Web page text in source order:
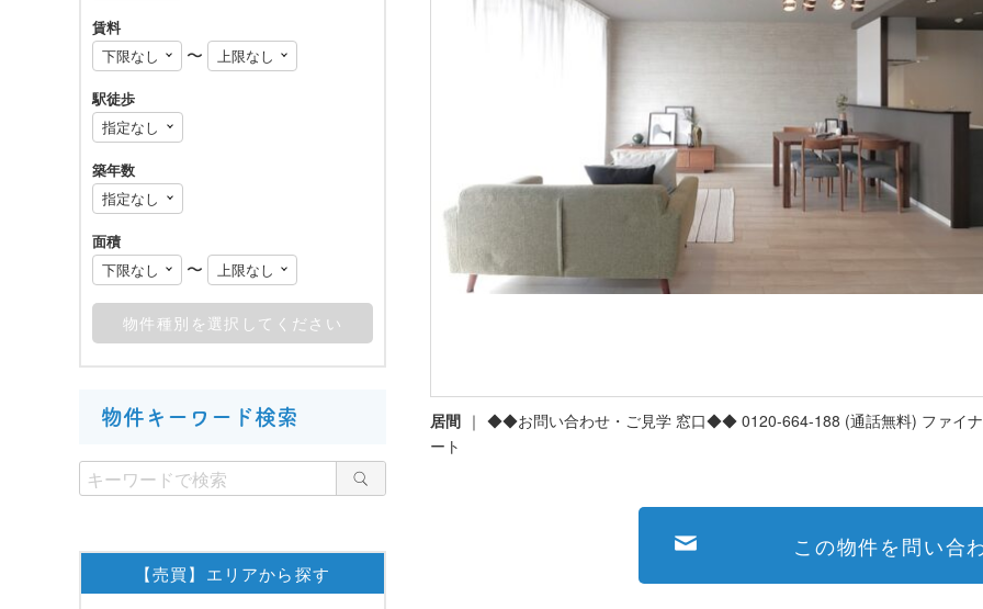
居間
◆◆お問い合わせ・ご見学 窓口◆◆ 0120-664-188 (通話無料) ファイ
ート
この物件を問い合
賃料
〜
駅徒歩
築年数
面積
〜
物件キーワード検索
【売買】エリアから探す